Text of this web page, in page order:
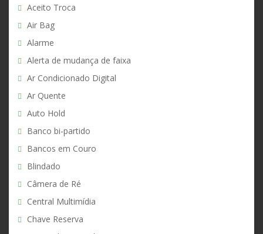
Aceito Troca
Air Bag
Alarme
Alerta de mudança de faixa
Ar Condicionado Digital
Ar Quente
Auto Hold
Banco bi-partido
Bancos em Couro
Blindado
Câmera de Ré
Central Multimídia
Chave Reserva